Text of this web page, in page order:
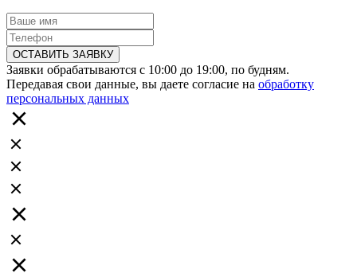
ОСТАВИТЬ ЗАЯВКУ
Заявки обрабатываются с 10:00 до 19:00, по будням.
Передавая свои данные, вы даете согласие на обработку
персональных данных